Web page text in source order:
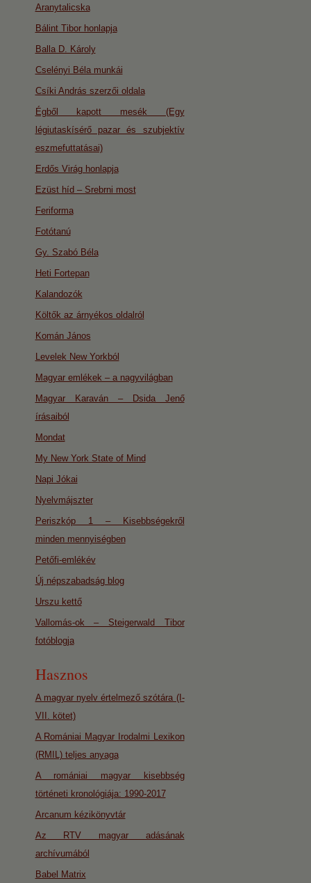
Aranytalicska
Bálint Tibor honlapja
Balla D. Károly
Cselényi Béla munkái
Csíki András szerzői oldala
Égből kapott mesék (Egy
légiutaskísérő pazar és szubjektív
eszmefuttatásai)
Erdős Virág honlapja
Ezüst híd – Srebrni most
Feriforma
Fotótanú
Gy. Szabó Béla
Heti Fortepan
Kalandozók
Költők az árnyékos oldalról
Komán János
Levelek New Yorkból
Magyar emlékek – a nagyvilágban
Magyar Karaván – Dsida Jenő
írásaiból
Mondat
My New York State of Mind
Napi Jókai
Nyelvmájszter
Periszkóp 1 – Kisebbségekről
minden mennyiségben
Petőfi-emlékév
Új népszabadság blog
Urszu kettő
Vallomás-ok – Steigerwald Tibor
fotóblogja
Hasznos
A magyar nyelv értelmező szótára (I-
VII. kötet)
A Romániai Magyar Irodalmi Lexikon
(RMIL) teljes anyaga
A romániai magyar kisebbség
történeti kronológiája: 1990-2017
Arcanum kézikönyvtár
Az RTV magyar adásának
archívumából
Babel Matrix